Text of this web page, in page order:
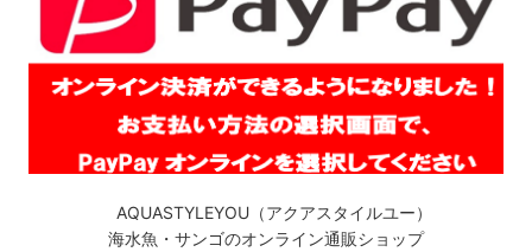
AQUASTYLEYOU（アクアスタイルユー）
海水魚・サンゴのオンライン通販ショップ